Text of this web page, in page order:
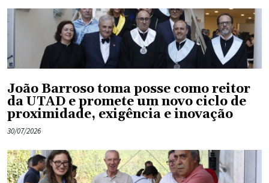
João Barroso toma posse como reitor
da UTAD e promete um novo ciclo de
proximidade, exigência e inovação
30/07/2026